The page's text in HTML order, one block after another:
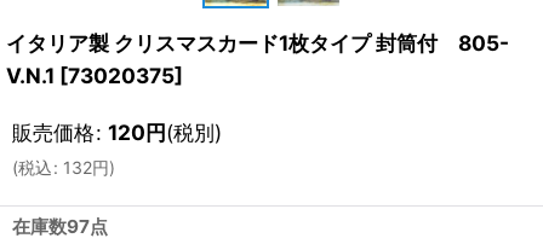
イタリア製 クリスマスカード1枚タイプ 封筒付 805-
V.N.1 [73020375]
販売価格: 120円(税別)
(税込: 132円)
在庫数97点